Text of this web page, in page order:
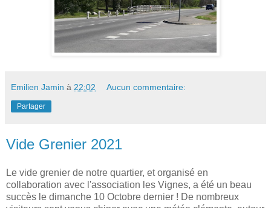
Emilien Jamin à 22:02 Aucun commentaire:
Partager
Vide Grenier 2021
Le vide grenier de notre quartier, et organisé en
collaboration avec l'association les Vignes, a été un beau
succès le dimanche 10 Octobre dernier ! De nombreux